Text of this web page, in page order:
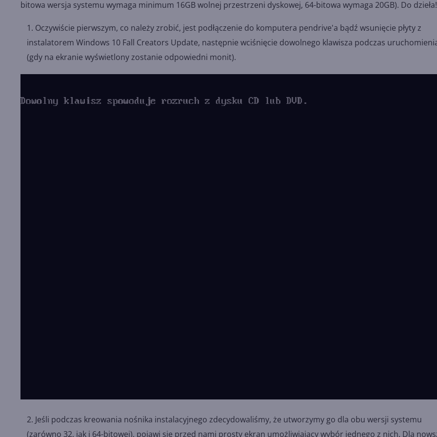
bitowa wersja systemu wymaga minimum 16GB wolnej przestrzeni dyskowej, 64-bitowa wymaga 20GB). Do dzieła!
Oczywiście pierwszym, co należy zrobić, jest podłączenie do komputera pendrive'a bądź wsunięcie płyty z
instalatorem Windows 10 Fall Creators Update, następnie wciśnięcie dowolnego klawisza podczas
(gdy na ekranie wyświetlony zostanie odpowiedni monit).
Jeśli podczas kreowania nośnika instalacyjnego zdecydowaliśmy, że utworzymy go dla obu wersji systemu
(zarówno 32, jak i 64-bitowej), pojawi się przed nami prosty ekran umożliwiający wybór jednego z nich. Dla